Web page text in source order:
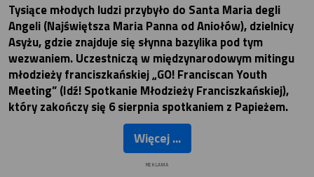
Tysiące młodych ludzi przybyło do Santa Maria degli
Angeli (Najświętsza Maria Panna od Aniołów), dzielnicy
Asyżu, gdzie znajduje się słynna bazylika pod tym
wezwaniem. Uczestniczą w międzynarodowym mitingu
młodzieży franciszkańskiej „GO! Franciscan Youth
Meeting” (Idź! Spotkanie Młodzieży Franciszkańskiej),
który zakończy się 6 sierpnia spotkaniem z Papieżem.
Więcej ...
REKLAMA